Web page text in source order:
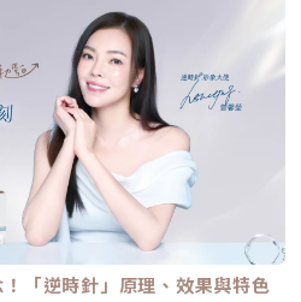
隨著年齡增長的皮下萎縮。 啟動 5
IV 型、VII 型膠原蛋白以及最關鍵的彈
讓下顎線變清晰，讓細紋從底層淡化。
」。電波是靠「熱能」刺激新生，而
新生。對於皮膚薄、怕痛或不適合高
理想的選擇。四、 蔡醫師的精準美
是一門藝術。我們採用國際標準
點拉提打法，這五個點是避開重要血
位置： [1] 顴骨高點： 位於顴骨最突出的
能像掛鉤一樣，為中臉提供向上向外的支
在鼻翼與耳廓之間畫出水平線，再從瞳
注射點。能有效改善法令紋，飽滿面中
緣的前方約 1 公分處。是收緊臉部外側
頷嘴角交界： 在下巴中軸線的三分之一
公分。可以修飾木偶紋，改善嘴角下
前側約 1 公分處。幫助拉緊腮幫子多餘
、 哪些部位最適合 Profhilo 逆時針？
詢問整形大小事https://answer-
answer-skin.com/▼詢問變美大小
瑟美膚整形外科診所
安瑟美膚整形外科診所
吳名倫醫師：Dr.Allen 整
drallenbody吳名倫醫師
安瑟美膚整形外科診所地
2樓之1電話：（02）7709-9398
「逆時針」原理、效果與特色